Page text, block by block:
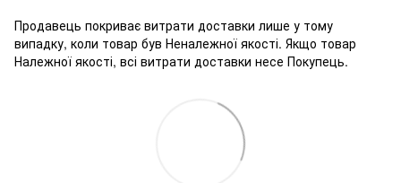
Продавець покриває витрати доставки лише у тому
випадку, коли товар був Неналежної якості. Якщо товар
Належної якості, всі витрати доставки несе Покупець.